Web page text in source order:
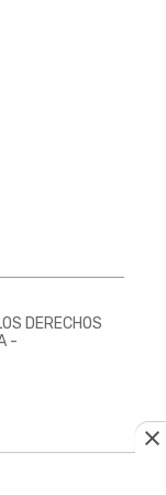
DERECHOS
-